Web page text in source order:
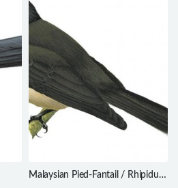
Malaysian Pied-Fantail / Rhipidura